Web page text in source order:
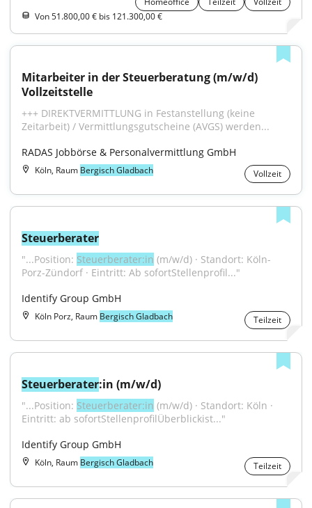
Von 51.800,00 € bis 121.300,00 €
Mitarbeiter in der Steuerberatung (m/w/d)
Vollzeitstelle
+++ DIREKTVERMITTLUNG in Festanstellung (keine
Zeitarbeit) / Vermittlungsgutscheine (AVGS) werden...
RADAS Jobbörse & Personalvermittlung GmbH
Köln, Raum Bergisch Gladbach Vollzeit
Steuerberater
"...Position: Steuerberater:in (m/w/d) · Standort: Köln-
Porz-Zündorf · Eintritt: Ab sofortStellenprofil..."
Identify Group GmbH
Köln Porz, Raum Bergisch Gladbach Teilzeit
Steuerberater:in (m/w/d)
"...Position: Steuerberater:in (m/w/d) · Standort: Köln ·
Eintritt: ab sofortStellenprofilÜberblickist..."
Identify Group GmbH
Köln, Raum Bergisch Gladbach Teilzeit